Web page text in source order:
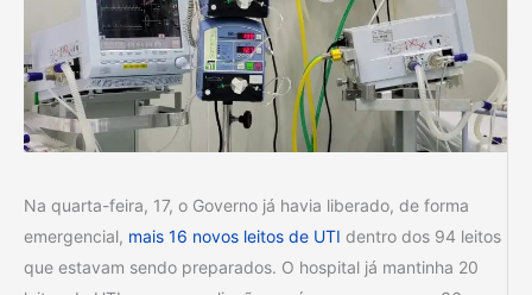
Na quarta-feira, 17, o Governo já havia liberado, de forma
emergencial, mais 16 novos leitos de UTI dentro dos 94 leitos
que estavam sendo preparados. O hospital já mantinha 20